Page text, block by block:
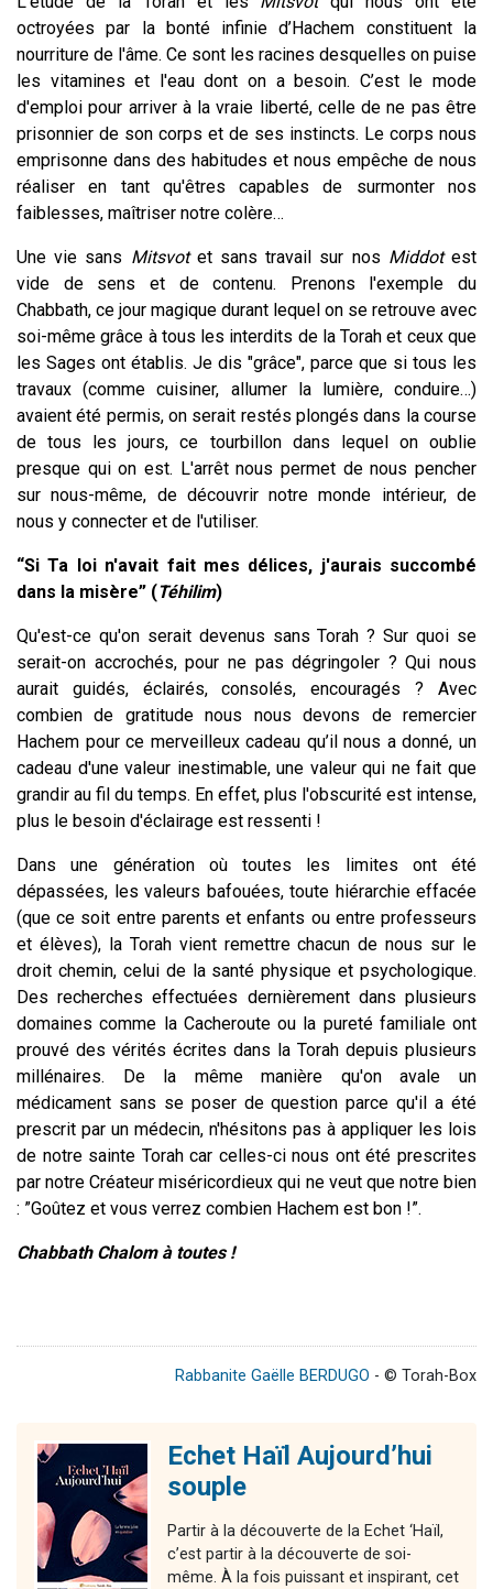
octroyées par la bonté infinie d’Hachem constituent la
nourriture de l'âme. Ce sont les racines desquelles on puise
les vitamines et l'eau dont on a besoin. C’est le mode
d'emploi pour arriver à la vraie liberté, celle de ne pas être
prisonnier de son corps et de ses instincts. Le corps nous
emprisonne dans des habitudes et nous empêche de nous
réaliser en tant qu'êtres capables de surmonter nos
faiblesses, maîtriser notre colère…
Une vie sans Mitsvotet sans travail sur nos Middotest
vide de sens et de contenu. Prenons l'exemple du
Chabbath, ce jour magique durant lequel on se retrouve avec
soi-même grâce à tous les interdits de la Torah et ceux que
les Sages ont établis. Je dis "grâce", parce que si tous les
travaux (comme cuisiner, allumer la lumière, conduire…)
avaient été permis, on serait restés plongés dans la course
de tous les jours, ce tourbillon dans lequel on oublie
presque qui on est. L'arrêt nous permet de nous pencher
sur nous-même, de découvrir notre monde intérieur, de
nous y connecter et de l'utiliser.
“Si Ta loi n'avait fait mes délices, j'aurais succombé
dans la misère” (Téhilim)
Qu'est-ce qu'on serait devenus sans Torah ? Sur quoi se
serait-on accrochés, pour ne pas dégringoler ? Qui nous
aurait guidés, éclairés, consolés, encouragés ? Avec
combien de gratitude nous nous devons de remercier
Hachem pour ce merveilleux cadeau qu’il nous a donné, un
cadeau d'une valeur inestimable, une valeur qui ne fait que
grandir au fil du temps. En effet, plus l'obscurité est intense,
plus le besoin d'éclairage est ressenti !
Dans une génération où toutes les limites ont été
dépassées, les valeurs bafouées, toute hiérarchie effacée
(que ce soit entre parents et enfants ou entre professeurs
et élèves), la Torah vient remettre chacun de nous sur le
droit chemin, celui de la santé physique et psychologique.
Des recherches effectuées dernièrement dans plusieurs
domaines comme la Cacheroute ou la pureté familiale ont
prouvé des vérités écrites dans la Torah depuis plusieurs
millénaires. De la même manière qu'on avale un
médicament sans se poser de question parce qu'il a été
prescrit par un médecin, n'hésitons pas à appliquer les lois
de notre sainte Torah car celles-ci nous ont été prescrites
par notre Créateur miséricordieux qui ne veut que notre bien
: ”Goûtez et vous verrez combien Hachem est bon !”.
Chabbath Chalom à toutes !
Rabbanite Gaëlle BERDUGO - © Torah-Box
Echet Haïl Aujourd’hui
souple
Partir à la découverte de la Echet ‘Haïl,
c’est partir à la découverte de soi-
même. À la fois puissant et inspirant, cet